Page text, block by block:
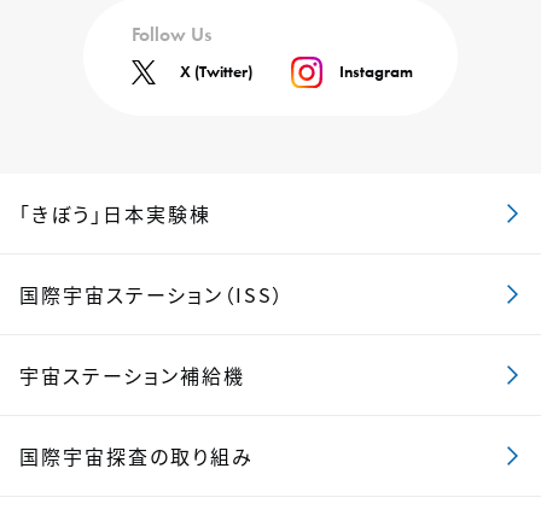
Follow Us
X (Twitter) Instagram
「きぼう」日本実験棟
国際宇宙ステーション（ISS）
宇宙ステーション補給機
国際宇宙探査の取り組み